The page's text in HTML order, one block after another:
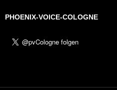
PHOENIX-VOICE-COLOGNE